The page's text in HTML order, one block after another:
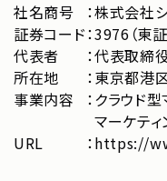
社名商号
：株式会社シ
証券コード：3976（東
代表者
：代表取締
所在地
：東京都港
事業内容
：クラウド型
マーケテ
URL
：https://